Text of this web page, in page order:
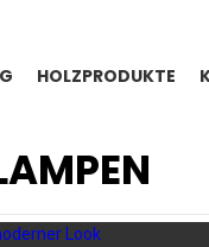
HOLZPRODUKTE